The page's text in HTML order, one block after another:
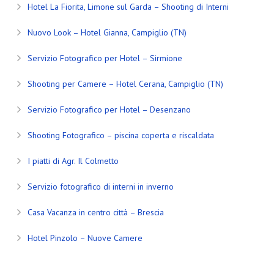
Hotel La Fiorita, Limone sul Garda – Shooting di Interni
Nuovo Look – Hotel Gianna, Campiglio (TN)
Servizio Fotografico per Hotel – Sirmione
Shooting per Camere – Hotel Cerana, Campiglio (TN)
Servizio Fotografico per Hotel – Desenzano
Shooting Fotografico – piscina coperta e riscaldata
I piatti di Agr. Il Colmetto
Servizio fotografico di interni in inverno
Casa Vacanza in centro città – Brescia
Hotel Pinzolo – Nuove Camere